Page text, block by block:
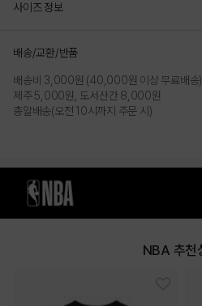
언제든 편안하게 언제나 세련되게 연
COLOR
사이즈 정보
배송/교환/반품
배송비 3,000원 (40,000원 이상 무료배송)
제주 5,000원, 도서산간 8,000원
총알배송(오전 10시까지 주문 시)
NBA 추천